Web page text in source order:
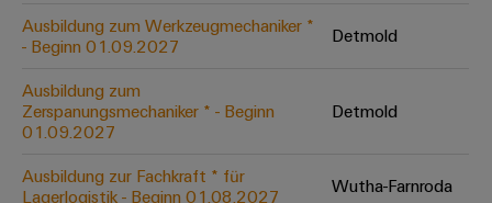
Schaltschrankbau
Moderne
und
digitale
für
klimafreundliche
Leiterplattensteckverbinder
&
PCB
Services
AI
Access
&
Services
Karriere auf
neues
Distribution
Ausbildung zum Werkzeugmechaniker *
- Beginn 01.09.2027
Detmold
Ausbildung zum
Zerspanungsmechaniker * - Beginn
01.09.2027
Detmold
Ausbildung zur Fachkraft * für
Lagerlogistik - Beginn 01.08.2027
Wutha-Farnroda